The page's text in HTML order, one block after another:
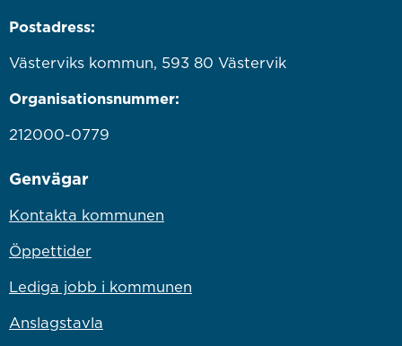
Postadress:
Västerviks kommun, 593 80 Västervik
Organisationsnummer:
212000-0779
Genvägar
Kontakta kommunen
Öppettider
Lediga jobb i kommunen
Anslagstavla